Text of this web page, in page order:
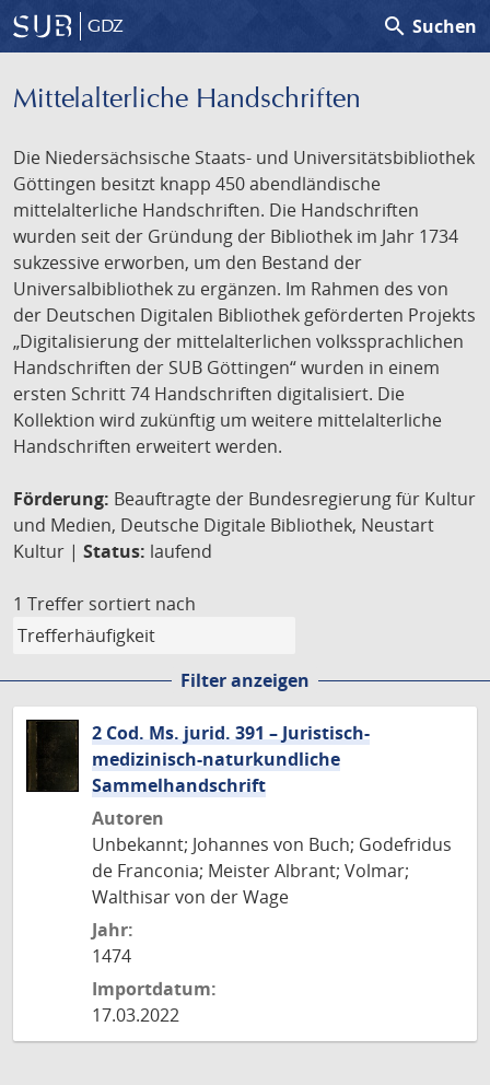
GDZ search Suchen
Mittelalterliche Handschriften
Die Niedersächsische Staats- und Universitätsbibliothek
Göttingen besitzt knapp 450 abendländische
mittelalterliche Handschriften. Die Handschriften
wurden seit der Gründung der Bibliothek im Jahr 1734
sukzessive erworben, um den Bestand der
Universalbibliothek zu ergänzen. Im Rahmen des von
der Deutschen Digitalen Bibliothek geförderten Projekts
„Digitalisierung der mittelalterlichen volkssprachlichen
Handschriften der SUB Göttingen“ wurden in einem
ersten Schritt 74 Handschriften digitalisiert. Die
Kollektion wird zukünftig um weitere mittelalterliche
Handschriften erweitert werden.
Förderung: Beauftragte der Bundesregierung für Kultur
und Medien, Deutsche Digitale Bibliothek, Neustart
Kultur | Status: laufend
1 Treffer sortiert nach
Filter anzeigen
2 Cod. Ms. jurid. 391 – Juristisch-
medizinisch-naturkundliche
Sammelhandschrift
Autoren
Unbekannt; Johannes von Buch; Godefridus
de Franconia; Meister Albrant; Volmar;
Walthisar von der Wage
Jahr:
1474
Importdatum:
17.03.2022